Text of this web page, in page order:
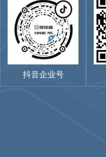
抖音企业号